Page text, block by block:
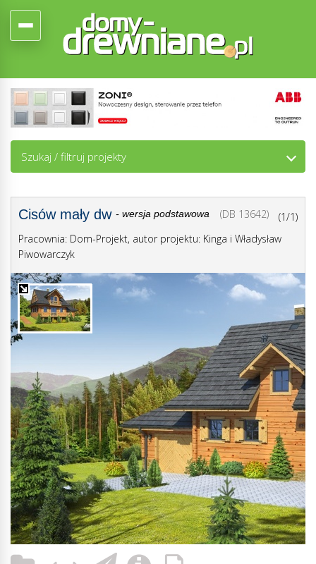
Szukaj / filtruj projekty
Cisów mały dw - wersja podstawowa (DB 13642)
(1/1)
Pracownia: Dom-Projekt, autor projektu: Kinga i Władysław
Piwowarczyk